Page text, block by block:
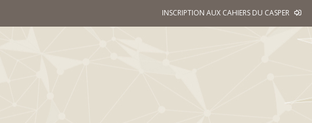
INSCRIPTION AUX CAHIERS DU CASPER